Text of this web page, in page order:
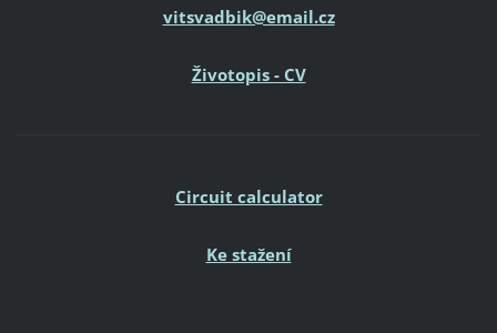
vitsvadbik@email.cz
Životopis - CV
Circuit calculator
Ke stažení